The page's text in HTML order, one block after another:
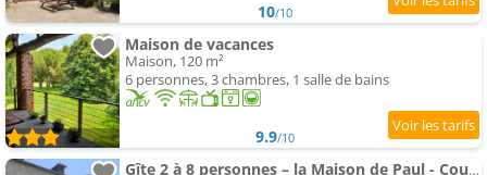
10/10
Maison de vacances
Maison, 120 m²
6 personnes, 3 chambres, 1 salle de bains
9.9/10
Gîte 2 à 8 personnes – la Maison de Paul - Coussergues